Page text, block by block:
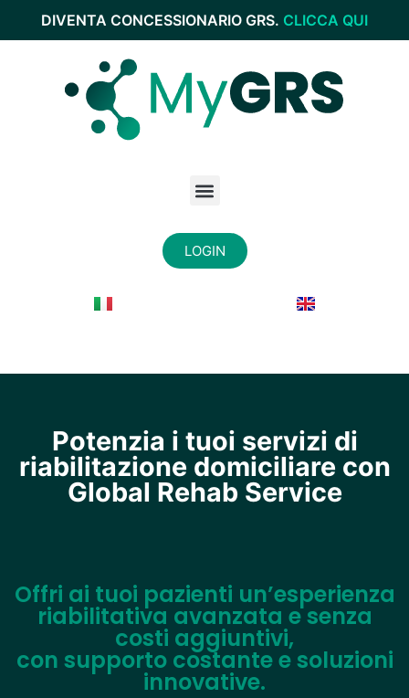
DIVENTA CONCESSIONARIO GRS. CLICCA QUI
LOGIN
Offri ai tuoi pazienti un’esperienza
riabilitativa avanzata e senza
costi aggiuntivi,
con supporto costante e soluzioni
innovative.
Potenzia i tuoi servizi di
riabilitazione domiciliare con
Global Rehab Service